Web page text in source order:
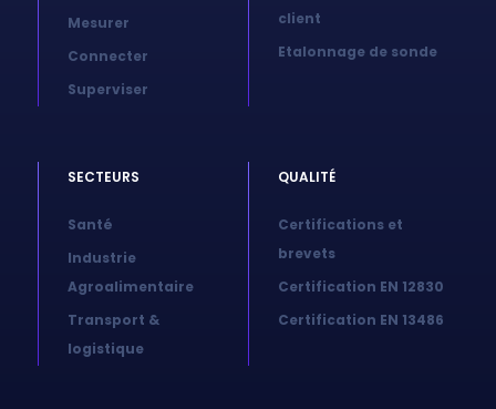
Mesurer
Connecter
Superviser
client
Etalonnage de sonde
SECTEURS
Santé
Industrie
Agroalimentaire
Transport &
logistique
QUALITÉ
Certifications et
brevets
Certification EN 12830
Certification EN 13486